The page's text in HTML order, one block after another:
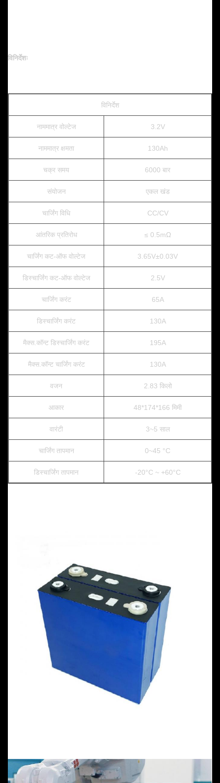
विनिर्देशः
विनिर्देश
नाममात्र वोल्टेज 3.2V
नाममात्र क्षमता 130Ah
चक्र समय 6000 बार
संयोजन एकल खंड
चार्जिंग विधि CC/CV
आंतरिक प्रतिरोध ≤ 0.5mΩ
चार्जिंग कट-ऑफ वोल्टेज 3.65V±0.03V
डिस्चार्जिंग कट-ऑफ वोल्टेज 2.5V
चार्जिंग करंट 65A
डिस्चार्जिंग करंट 130A
मैक्स.कॉन्ट डिस्चार्जिंग करंट 195A
मैक्स.कॉन्ट चार्जिंग करंट 130A
वजन 2.83 किलो
आकार 48*174*166 मिमी
वारंटी 3~5 साल
चार्जिंग तापमान 0~45 °C
डिस्चार्जिंग तापमान -20°C ~ +60°C